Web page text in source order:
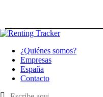
¿Quiénes somos?
Empresas
España
Contacto